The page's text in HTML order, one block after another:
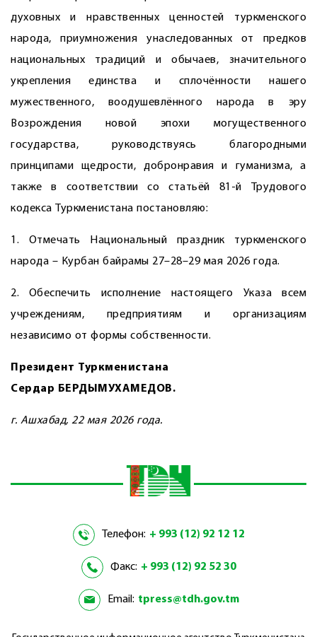
духовных и нравственных ценностей туркменского
народа, приумножения унаследованных от предков
национальных традиций и обычаев, значительного
укрепления единства и сплочённости нашего
мужественного, воодушевлённого народа в эру
Возрождения новой эпохи могущественного
государства, руководствуясь благородными
принципами щедрости, добронравия и гуманизма, а
также в соответствии со статьёй 81-й Трудового
кодекса Туркменистана постановляю:
1. Отмечать Национальный праздник туркменского
народа – Курбан байрамы 27–28–29 мая 2026 года.
2. Обеспечить исполнение настоящего Указа всем
учреждениям, предприятиям и организациям
независимо от формы собственности.
Президент Туркменистана
Сердар БЕРДЫМУХАМЕДОВ.
г. Ашхабад, 22 мая 2026 года.
Телефон: + 993 (12) 92 12 12
Факс: + 993 (12) 92 52 30
Email: tpress@tdh.gov.tm